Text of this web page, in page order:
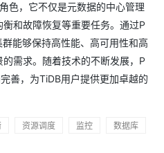
色，它不仅是元数据的中心管理
和故障恢复等重要任务。通过P
能够保持高性能、高可用性和高
需求。随着技术的不断发展，P
善，为TiDB用户提供更加卓越的
资源调度 监控
数据库